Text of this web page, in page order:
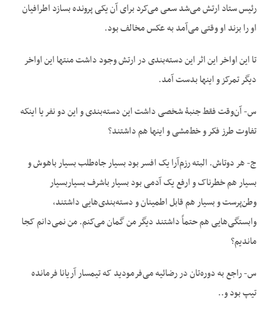
رئیس ستاد ارتش می‌شد سعی می‌کرد برای آن یکی پرونده بسازد اطرافیان
او را بزند او وقتی می‌آمد به عکس مخالف بود.
تا این اواخر این اثر این دسته‌بندی در ارتش وجود داشت منتها این اواخر
دیگر تمرکز و این‏ها بدست آمد.
س- آن‌وقت فقط جنبۀ شخصی داشت این دسته‌بندی و این دو نفر یا اینکه
تفاوت طرز فکر و خط‌مشی و این‏ها هم داشتند؟
ج- هر دوتاش. البته رزم‌آرا یک افسر بود بسیار جاه‌طلب بسیار باهوش و
بسیار هم خطرناک و ارفع یک آدمی ‌بود بسیار باشرف بسیاربسیار
وطن‌پرست و بسیار هم قابل اطمینان و دسته‌بندی‌هایی داشتند،
وابستگی‌هایی هم حتماً داشتند دیگر من گمان می‌کنم. من نمی‌دانم کجا
ماندیم؟
س- راجع به دوره‌تان در رضائیه می‌فرمودید که تیمسار آریانا فرمانده
تیپ بود و..